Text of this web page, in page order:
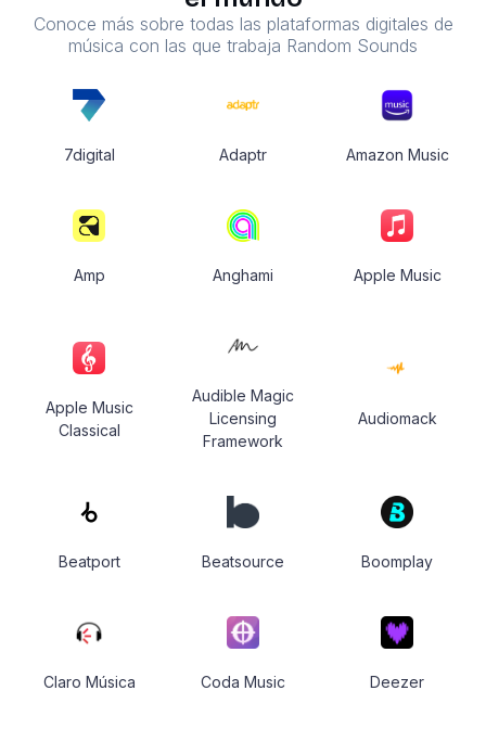
Conoce más sobre todas las plataformas digitales de
música con las que trabaja Random Sounds
7digital Adaptr Amazon Music
Amp Anghami Apple Music
Apple Music
Classical
Audible Magic
Licensing
Framework
Audiomack
Beatport Beatsource Boomplay
Claro Música Coda Music Deezer